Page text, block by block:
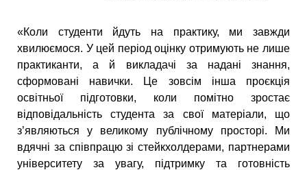
«Коли студенти йдуть на практику, ми завжди
хвилюємося. У цей період оцінку отримують не лише
практиканти, а й викладачі за надані знання,
сформовані навички. Це зовсім інша проєкція
освітньої підготовки, коли помітно зростає
відповідальність студента за свої матеріали, що
з’являються у великому публічному просторі. Ми
вдячні за співпрацю зі стейкхолдерами, партнерами
університету за увагу, підтримку та готовність